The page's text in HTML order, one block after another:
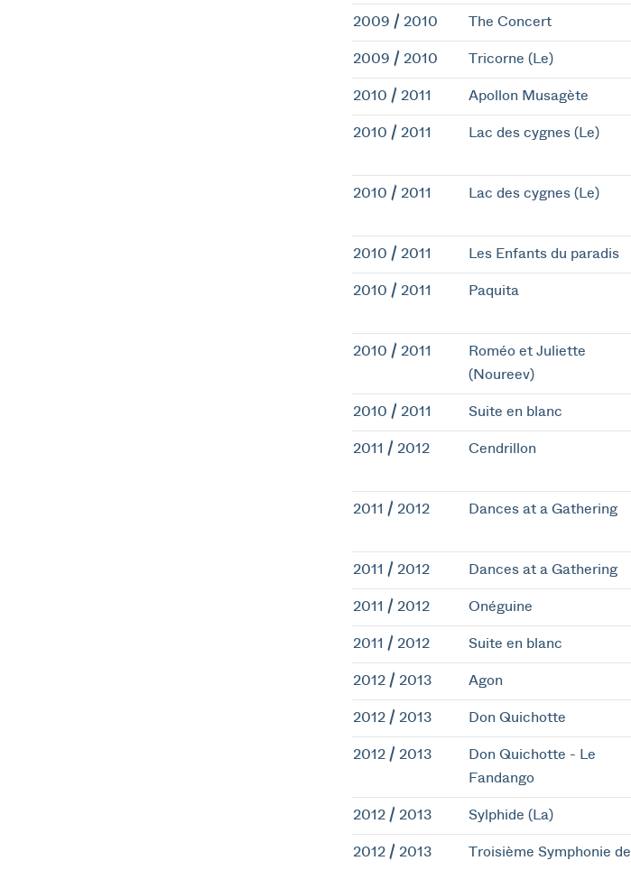
2009 / 2010 The Concert
2009 / 2010 Tricorne (Le)
2010 / 2011 Apollon Musagète
2010 / 2011 Lac des cygnes (Le)
2010 / 2011 Lac des cygnes (Le)
2010 / 2011 Les Enfants du paradis
2010 / 2011 Paquita
2010 / 2011
Roméo et Juliette
(Noureev)
2010 / 2011 Suite en blanc
2011 / 2012 Cendrillon
2011 / 2012 Dances at a Gathering
2011 / 2012 Dances at a Gathering
2011 / 2012 Onéguine
2011 / 2012 Suite en blanc
2012 / 2013 Agon
2012 / 2013 Don Quichotte
2012 / 2013
Don Quichotte - Le
Fandango
2012 / 2013 Sylphide (La)
2012 / 2013
Troisième Symphonie de